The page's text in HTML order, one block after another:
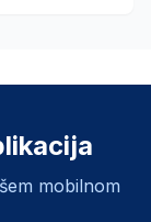
mobilnom